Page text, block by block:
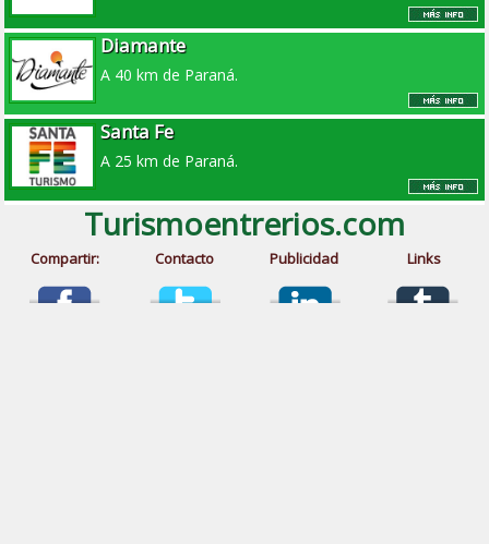
Diamante
A 40 km de Paraná.
Santa Fe
A 25 km de Paraná.
Turismoentrerios.com
Compartir: Contacto Publicidad Links